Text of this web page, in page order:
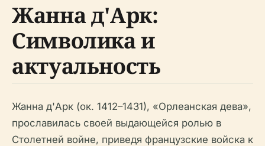
Жанна д'Арк:
Символика и
актуальность
Жанна д'Арк (ок. 1412–1431), «Орлеанская дева»,
прославилась своей выдающейся ролью в
Столетней войне, приведя французские войска к